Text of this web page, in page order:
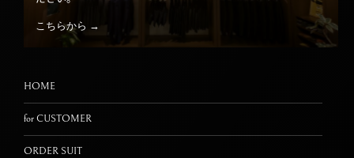
こちらから →
HOME
for CUSTOMER
ORDER SUIT